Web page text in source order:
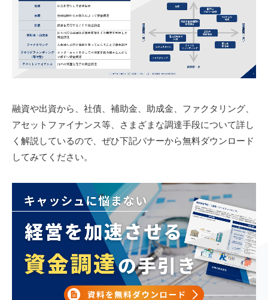
融資や出資から、社債、補助金、助成金、ファクタリング、
アセットファイナンス等、さまざまな調達手段について詳し
く解説しているので、ぜひ下記バナーから無料ダウンロード
してみてください。